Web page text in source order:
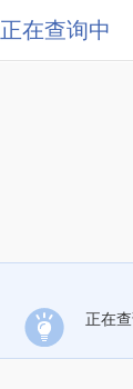
正在查询中
正在